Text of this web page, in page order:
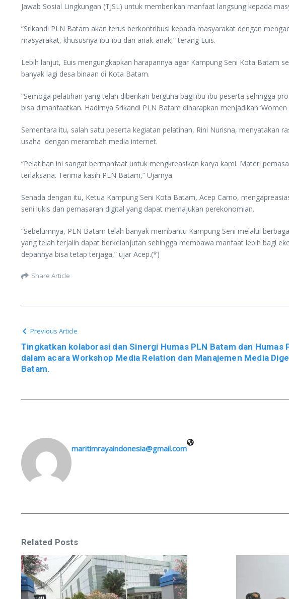
Jawab Sosial Lingkungan (TJSL) untuk memberikan manfaat langsung kepada
“Srikandi PLN Batam akan terus berkontribusi kepada masyarakat dengan
masyarakat, khususnya ibu-ibu dan anak-anak,” terang Euis.
Lebih lanjut, Euis mengungkapkan harapannya agar Kampung Seni Kota Batam
banyak lagi desa binaan di Kota Batam.
“Semoga pelatihan yang telah diberikan berguna bagi ibu-ibu peserta sehingga
bisa dimanfaatkan. Hadirnya Srikandi PLN Batam diharapkan menjadikan
Sementara itu, salah satu peserta kegiatan pelatihan, Rini Nurisna, menyatakan
usaha dengan merambah media internet.
“Pelatihan ini sangat bermanfaat untuk mengkreasikan karya kami. Materi
terlaksana. Terima kasih PLN Batam,” Ujarnya.
Senada dengan itu, Ketua Kampung Seni Kota Batam, Acep Carno,
seni lukis dan pemasaran digital yang dapat memajukan perekonomian.
“Sebelumnya, PLN Batam telah banyak membantu Kampung Seni melalui
yang telah terjalin dapat berkelanjutan sehingga membawa manfaat lebih bagi
depannya bisa tetap terjaga,” ujar Acep.(*)
Share Article
Previous Article
Tingkatkan kolaborasi dan Sinergi Humas PLN Batam dan Humas
dalam acara Workshop Media Relation dan Manajemen Media
Batam.
maritimrayaindonesia@gmail.com
Related Posts